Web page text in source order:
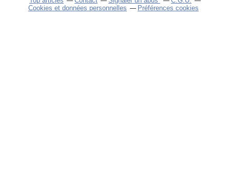
Cookies et données personnelles
Préférences cookies